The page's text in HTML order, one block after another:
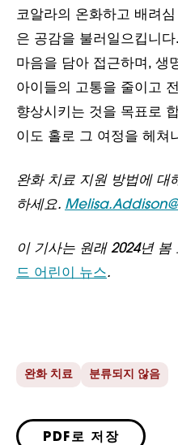
코알라의 온화하고 배려
은 공감을 불러일으킵니
마음을 담아 접근하며, 생
아이들의 고통을 줄이고
향상시키는 것을 목표로
이도 홀로 그 여정을 헤쳐
완화 치료 지원 방법에 대
하세요.
이 기사는 원래 2024년
드 어린이 뉴스.
완화 치료 분류되지 않음
PDF로 저장